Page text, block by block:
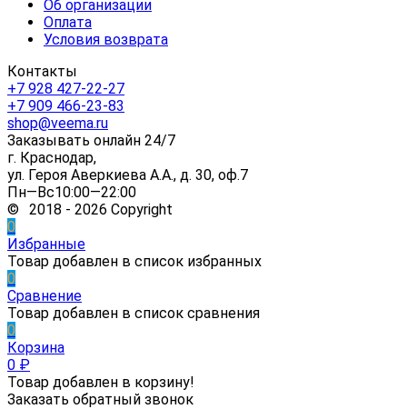
Об организации
Оплата
Условия возврата
Контакты
+7 928 427-22-27
+7 909 466-23-83
shop@veema.ru
Заказывать онлайн 24/7
г. Краснодар,
ул. Героя Аверкиева А.А., д. 30, оф.7
Пн—Вс10:00—22:00
© 2018 - 2026 Copyright
0
Избранные
Товар добавлен в список избранных
0
Сравнение
Товар добавлен в список сравнения
0
Корзина
0 ₽
Товар добавлен в корзину!
Заказать обратный звонок